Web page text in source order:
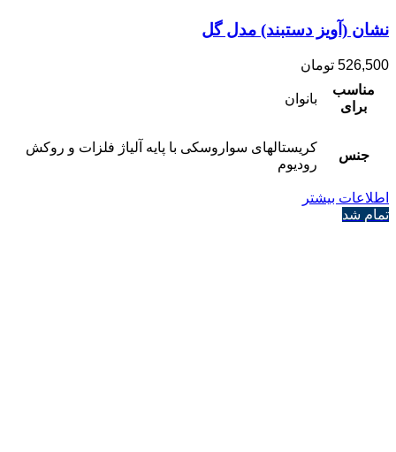
نشان (آویز دستبند) مدل گل
526,500 تومان
مناسب
برای
بانوان
جنس
کریستالهای سواروسکی با پایه آلیاژ فلزات و روکش
رودیوم
اطلاعات بیشتر
تمام شد